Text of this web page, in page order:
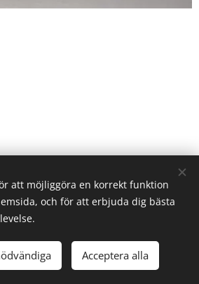
Lägg i kundvagnen
Broestorp 1175, 289 93 Broby
Cookies
att möjliggöra en korrekt funktion
och för att erbjuda dig bästa
Acceptera alla